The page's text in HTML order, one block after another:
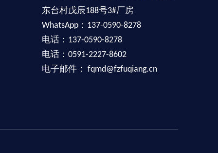
东台村戊辰188号3#厂房
WhatsApp：137-0590-8278
电话：137-0590-8278
电话：0591-2227-8602
电子邮件： fqmd@fzfuqiang.cn